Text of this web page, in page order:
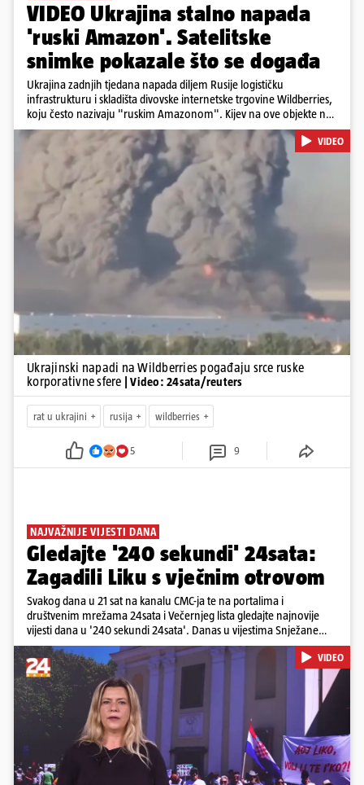
VIDEO Ukrajina stalno napada
'ruski Amazon'. Satelitske
snimke pokazale što se događa
Ukrajina zadnjih tjedana napada diljem Rusije logističku
infrastrukturu i skladišta divovske internetske trgovine Wildberries,
koju često nazivaju "ruskim Amazonom". Kijev na ove objekte ne
gleda samo kao na obična trgovačka skladišta, već tvrdi da ih ruske
snage koriste i za vojne potrebe, odnosno za skladištenje i
distribuciju dijelova za dronove i druge opreme koja se koristi u
ratu. S druge strane, napadi služe i kao izravan odgovor na ruska
bombardiranja ukrajinske poštanske i logističke infrastrukture te
kao način da se ekonomske posljedice rata prenesu dublje na ruski
teritorij i približe običnim građanima.
Pokretanje videa...
VIDEO
Ukrajinski napadi na Wildberries pogađaju srce ruske
korporativne sfere
| Video: 24sata/reuters
rat u ukrajini rusija wildberries
5 9
NAJVAŽNIJE VIJESTI DANA
Gledajte '240 sekundi' 24sata:
Zagadili Liku s vječnim otrovom
Svakog dana u 21 sat na kanalu CMC-ja te na portalima i
društvenim mrežama 24sata i Večernjeg lista gledajte najnovije
vijesti dana u '240 sekundi 24sata'. Danas u vijestima Snježane
Krnetić: Lika teško zagađena s 37.000 tona opasnog otpada, Troje
poginulih u nesreći u Zagrebu, Uhićen načelnik Svetog Ivana
Žabna, Borba za život Denisa Vejzovića, Krajaču režu ovlasti: Slijedi
otkaz...
Pokretanje videa...
VIDEO